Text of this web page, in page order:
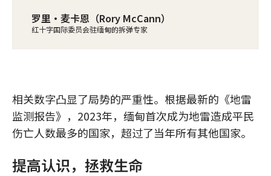
罗里·麦卡恩（Rory McCann）
红十字国际委员会驻缅甸的拆弹专家
相关数字凸显了局势的严重性。根据最新的《地雷
监测报告》，2023年，缅甸首次成为地雷造成平民
伤亡人数最多的国家，超过了当年所有其他国家。
提高认识，拯救生命